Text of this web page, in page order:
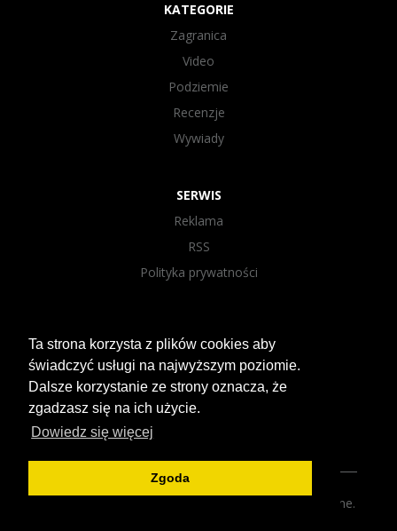
Ta strona korzysta z plików cookies aby
świadczyć usługi na najwyższym poziomie.
Dalsze korzystanie ze strony oznacza, że
zgadzasz się na ich użycie.
Dowiedz się więcej
Zgoda
KATEGORIE
Zagranica
Video
Podziemie
Recenzje
Wywiady
SERWIS
Reklama
RSS
Polityka prywatności
Facebook
Instagram
YouTube
Agencja Semcore
2019 © hhnigdystop.com. Wszelkie prawa zastrzeżone.